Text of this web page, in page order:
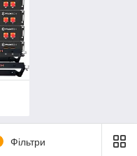
Фільтри